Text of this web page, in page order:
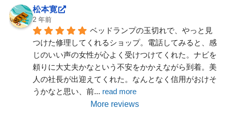
松本寛
2 年前
ベッドランプの玉切れで、やっと見
つけた修理してくれるショップ。電話してみると、感
じのいい声の女性が心よく受けつけてくれた。ナビを
頼りに大丈夫かなという不安をかかえながら到着。美
人の社長が出迎えてくれた。なんとなく信用がおけそ
うかなと思い、前... read more
More reviews